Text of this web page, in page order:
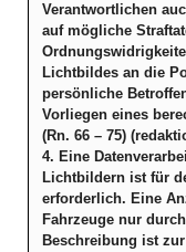
Verantwortlichen
auf mögliche
Lichtbildes an die
persönliche
Vorliegen eines
(Rn. 66 – 75)
4. Eine
Lichtbildern ist für
erforderlich. Eine
Fahrzeuge nur
Beschreibung ist